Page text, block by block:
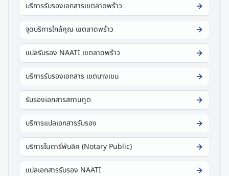
บริการรับรองเอกสารเขตลาดพร้าว
จุดบริการใกล้คุณ เขตลาดพร้าว
แปลรับรอง NAATI เขตลาดพร้าว
บริการรับรองเอกสาร เขตบางเขน
รับรองเอกสารสถานทูต
บริการแปลเอกสารรับรอง
บริการโนตารีพับลิค (Notary Public)
แปลเอกสารรับรอง NAATI